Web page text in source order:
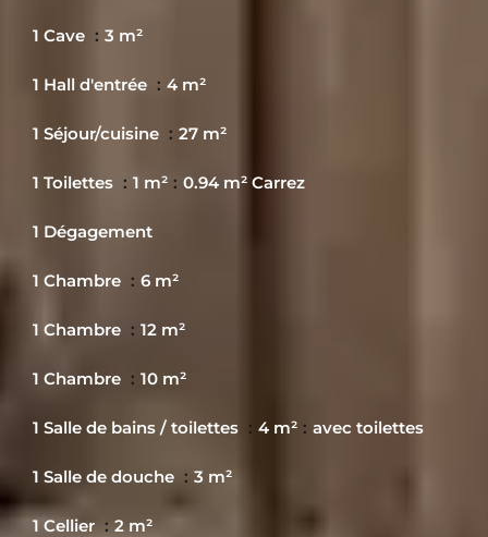
1 Cave 3 m²
1 Hall d'entrée 4 m²
1 Séjour/cuisine 27 m²
1 Toilettes 1 m² 0.94 m² Carrez
1 Dégagement
1 Chambre 6 m²
1 Chambre 12 m²
1 Chambre 10 m²
1 Salle de bains / toilettes 4 m² avec toilettes
1 Salle de douche 3 m²
1 Cellier 2 m²